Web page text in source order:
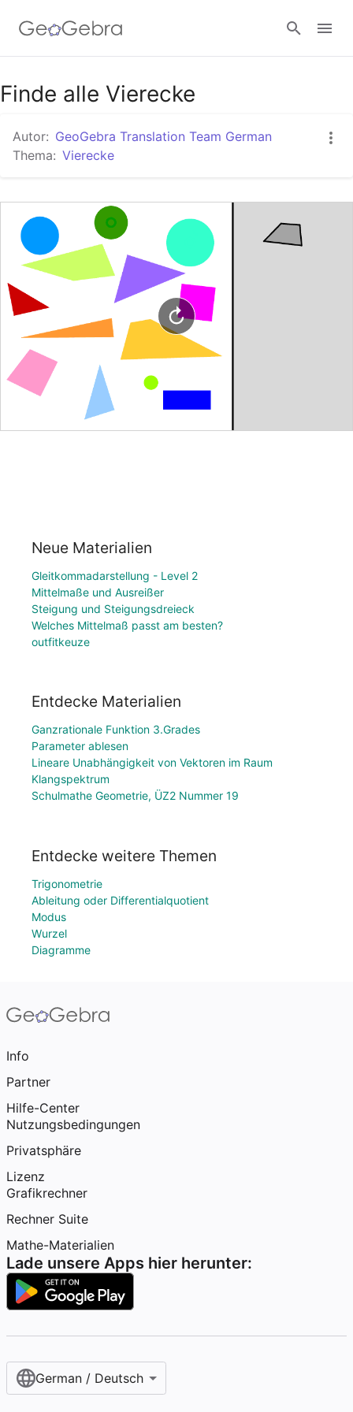
Google Classroom
GeoGebra Classroom
Anmelden
Finde alle Vierecke
Autor: GeoGebra Translation Team German
Thema: Vierecke
Neue Materialien
Gleitkommadarstellung - Level 2
Mittelmaße und Ausreißer
Steigung und Steigungsdreieck
Welches Mittelmaß passt am besten?
outfitkeuze
Entdecke Materialien
Ganzrationale Funktion 3.Grades
Parameter ablesen
Lineare Unabhängigkeit von Vektoren im Raum
Klangspektrum
Schulmathe Geometrie, ÜZ2 Nummer 19
Entdecke weitere Themen
Trigonometrie
Ableitung oder Differentialquotient
Modus
Wurzel
Diagramme
Info
Partner
Hilfe-Center
Nutzungsbedingungen
Privatsphäre
Lizenz
Grafikrechner
Rechner Suite
Mathe-Materialien
Lade unsere Apps hier herunter:
German / Deutsch